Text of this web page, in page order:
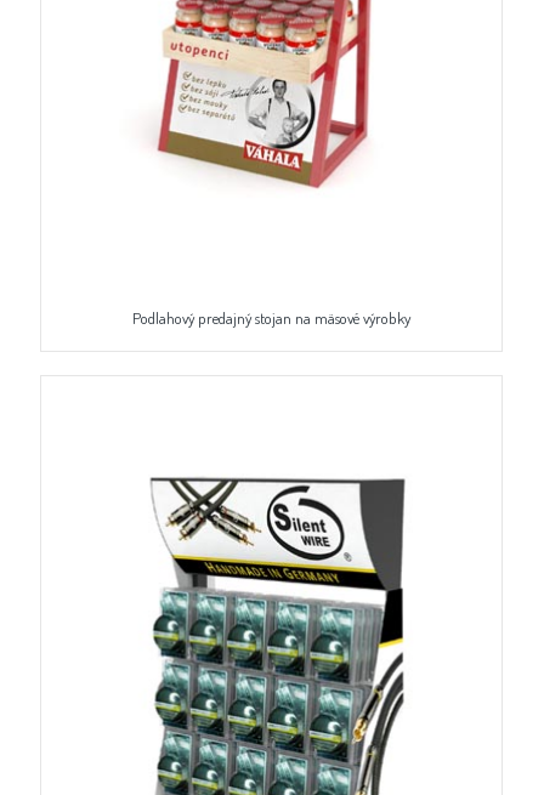
Podlahový predajný stojan na mäsové výrobky